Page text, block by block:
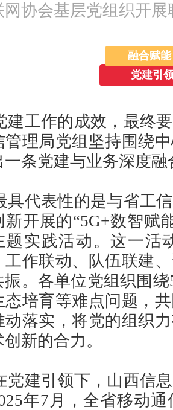
网协会基层党组织开
融合赋能
党建引
建工作的成效，最终
管理局党组坚持围绕
一条党建与业务深度
具代表性的是与省工
新开展的“5G+数智赋
题实践活动。这一活
工作联动、队伍联建
振。各单位党组织围
态培育等难点问题，
动落实，将党的组织
新的合力。
党建引领下，山西信
年7月，全省移动